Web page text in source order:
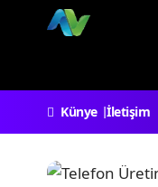
Künye İletişim